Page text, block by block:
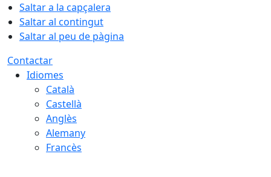
Saltar a la capçalera
Saltar al contingut
Saltar al peu de pàgina
Contactar
Idiomes
Català
Castellà
Anglès
Alemany
Francès